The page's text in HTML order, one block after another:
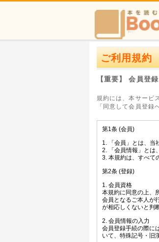
ご利用規約
【重要】 会員登
規約には、本サービ
「同意して会員登録